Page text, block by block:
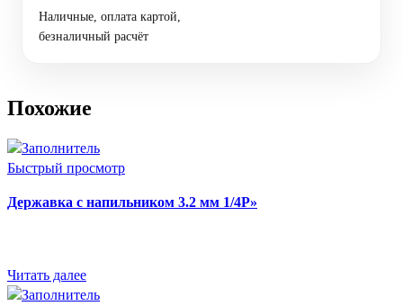
Наличные, оплата картой,
безналичный расчёт
Похожие
Быстрый просмотр
Державка с напильником 3.2 мм 1/4P»
Читать далее